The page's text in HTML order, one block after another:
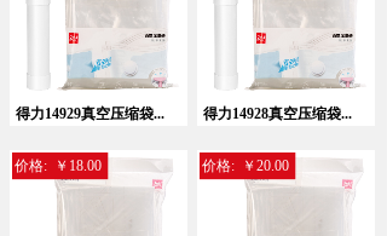
得力14929真空压缩袋... 得力14928真空压缩袋...
价格: ￥18.00 价格: ￥20.00